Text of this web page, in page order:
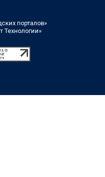
порталов»
Технологии»